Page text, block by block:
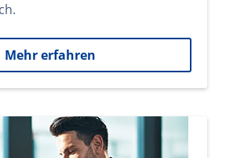
Mehr erfahren